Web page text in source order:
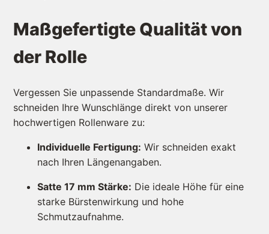
Maßgefertigte Qualität von
der Rolle
Vergessen Sie unpassende Standardmaße. Wir
schneiden Ihre Wunschlänge direkt von unserer
hochwertigen Rollenware zu:
Individuelle Fertigung: Wir schneiden exakt
nach Ihren Längenangaben.
Satte 17 mm Stärke: Die ideale Höhe für eine
starke Bürstenwirkung und hohe
Schmutzaufnahme.